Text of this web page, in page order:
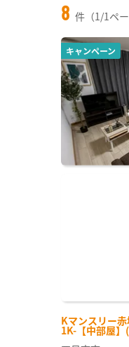
8 件（1/1ペー
キャンペーン
Kマンスリー
1K-【中部屋